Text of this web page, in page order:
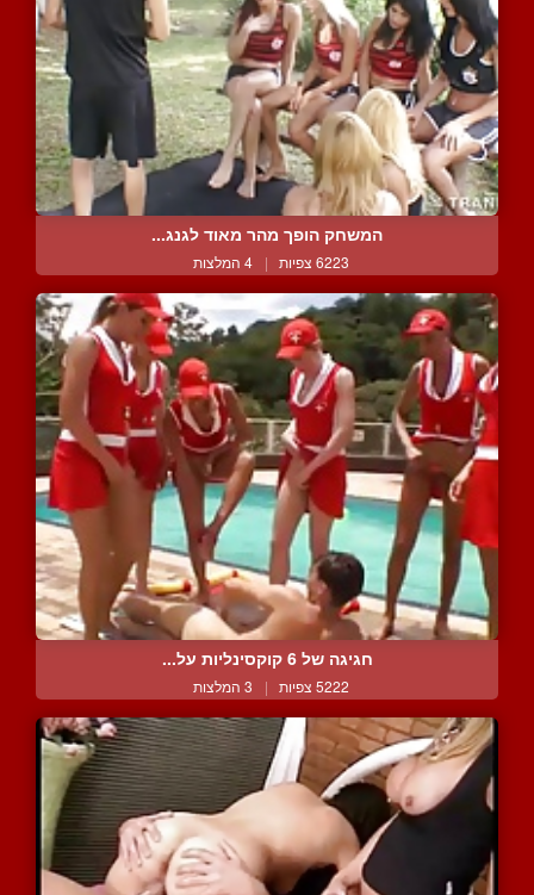
המשחק הופך מהר מאוד לגנג...
6223 צפיות | 4 המלצות
חגיגה של 6 קוקסינליות על...
5222 צפיות | 3 המלצות